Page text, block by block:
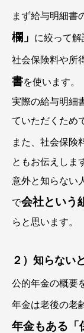
まず給与明細書
欄」
に絞って解
社会保険料や所
書を使います。
実際の給与明細
ていただくため
また、社会保険
ともお伝えしま
意外と知らない
で会社という
らと思います。
２）知らない
公的年金の概要
年金は老後の老
年金もある「